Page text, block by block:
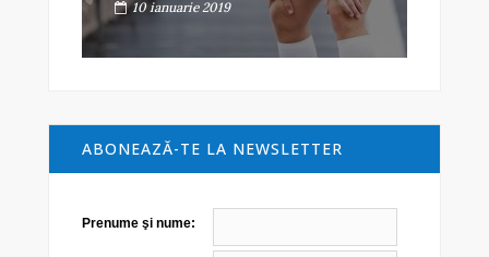
10 ianuarie 2019
ABONEAZĂ-TE LA NEWSLETTER
Prenume şi nume: